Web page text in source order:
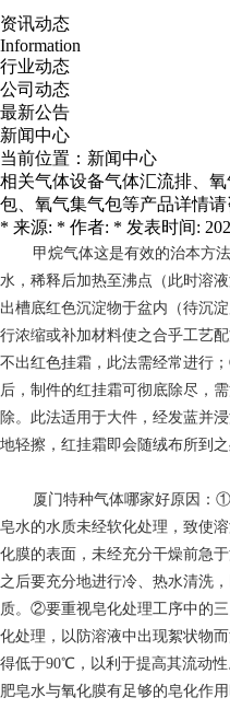
资讯动态
Information
行业动态
公司动态
最新公告
新闻中心
当前位置： 新闻中心
相关气体设备气体汇流排、
包、氧气集气包等产品详情
* 来源: * 作者: * 发表时间:
甲烷气体这是有效的治本方
水，稀释后加热至沸点（此时溶
出槽底红色沉淀物于盆内（待沉
行浓缩或补加材料使之合乎工艺
不出红色挂霜，此法需经常进行
后，制件的红挂霜可彻底除尽，
除。此法适用于大件，经发蓝并
地轻擦，红挂霜即会随绒布所到之
厦门特种气体哪家好原因：
皂水的水质未经软化处理，致使
化膜的表面，未经充分干燥前急
之后要充分地进行冷、热水清洗
质。②要重视皂化处理工序中的
化处理，以防溶液中出现絮状物
得低于90℃，以利于提高其流动
肥皂水与氧化膜有足够的皂化作